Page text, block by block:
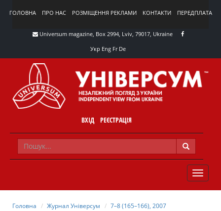
ГОЛОВНА ПРО НАС РОЗМІЩЕННЯ РЕКЛАМИ КОНТАКТИ ПЕРЕДПЛАТА
Universum magazine, Box 2994, Lviv, 79017, Ukraine
Укр Eng Fr De
ВХІД РЕЄСТРАЦІЯ
TOGGLE
Головна Журнал Універсум
7–8 (165–166), 2007